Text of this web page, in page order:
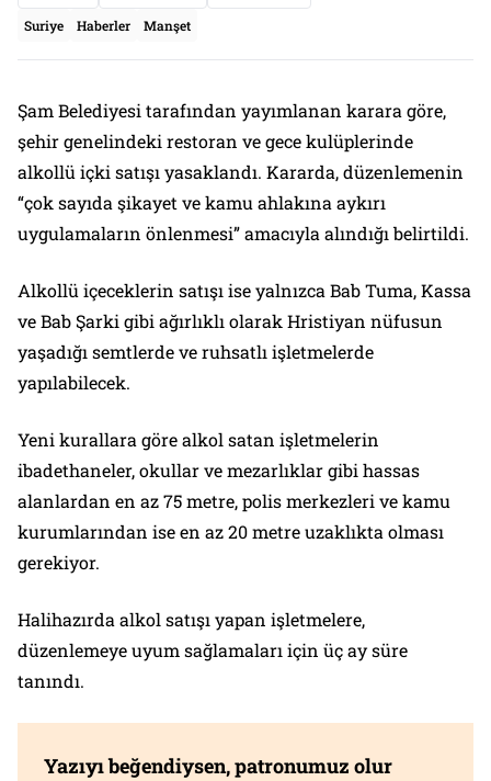
Suriye Haberler Manşet
Şam Belediyesi tarafından yayımlanan karara göre,
şehir genelindeki restoran ve gece kulüplerinde
alkollü içki satışı yasaklandı. Kararda, düzenlemenin
“çok sayıda şikayet ve kamu ahlakına aykırı
uygulamaların önlenmesi” amacıyla alındığı belirtildi.
Alkollü içeceklerin satışı ise yalnızca Bab Tuma, Kassa
ve Bab Şarki gibi ağırlıklı olarak Hristiyan nüfusun
yaşadığı semtlerde ve ruhsatlı işletmelerde
yapılabilecek.
Yeni kurallara göre alkol satan işletmelerin
ibadethaneler, okullar ve mezarlıklar gibi hassas
alanlardan en az 75 metre, polis merkezleri ve kamu
kurumlarından ise en az 20 metre uzaklıkta olması
gerekiyor.
Halihazırda alkol satışı yapan işletmelere,
düzenlemeye uyum sağlamaları için üç ay süre
tanındı.
Yazıyı beğendiysen, patronumuz olur